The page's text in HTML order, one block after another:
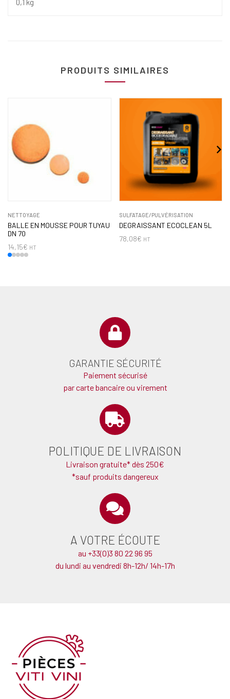
0,1 kg
PRODUITS SIMILAIRES
NETTOYAGE
BALLE EN MOUSSE POUR TUYAU
DN 70
14,15€ HT
SULFATAGE/PULVÉRISATION
DEGRAISSANT ECOCLEAN 5L
78,08€ HT
GARANTIE SÉCURITÉ
Paiement sécurisé
par carte bancaire ou virement
POLITIQUE DE LIVRAISON
Livraison gratuite* dès 250€
*sauf produits dangereux
A VOTRE ÉCOUTE
au +33(0)3 80 22 96 95
du lundi au vendredi 8h-12h/ 14h-17h